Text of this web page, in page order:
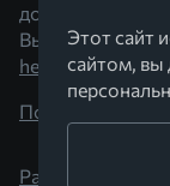
допускается с
Вы можете
Политика
Разработано в
Этот сайт
сайтом, вы